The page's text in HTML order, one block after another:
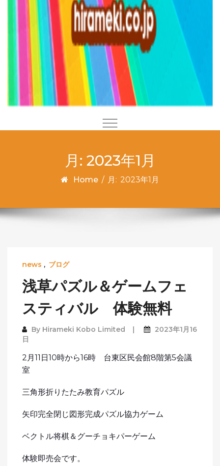
月: 2023年1月
Home / 月: 2023年1月
news , ブログ
浅草パズル＆ゲームフェ
スティバル 体験無料
By Hirameki Kobo Limited
2023年1月16
日
2月11日10時から16時 台東区民会館8階第5会議
室
三角形折りたたみ教育パズル
矢印完全閉じ図形完成パズル協力ゲーム
ベクトル将棋＆グーチョキパーゲーム
体験即売会です。